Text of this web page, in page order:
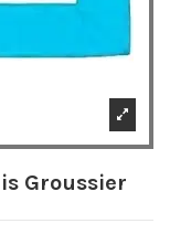
Groussier